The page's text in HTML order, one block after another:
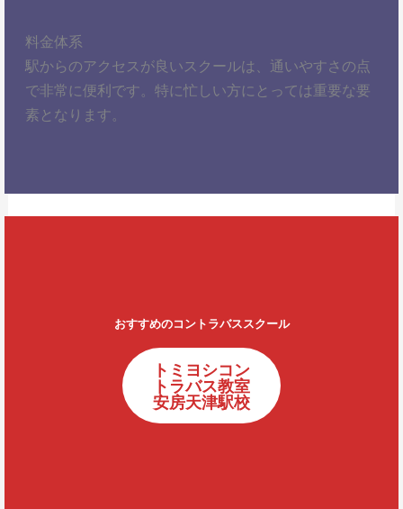
料金体系
駅からのアクセスが良いスクールは、通いやすさの点
で非常に便利です。特に忙しい方にとっては重要な要
素となります。
おすすめのコントラバススクール
トミヨシコン
トラバス教室
安房天津駅校